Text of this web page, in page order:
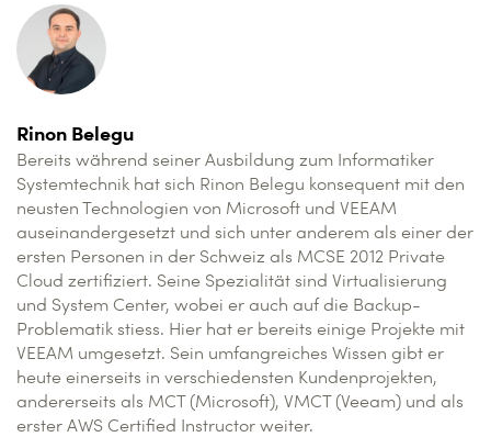
Rinon Belegu
Bereits während seiner Ausbildung zum Informatiker
Systemtechnik hat sich Rinon Belegu konsequent mit den
neusten Technologien von Microsoft und VEEAM
auseinandergesetzt und sich unter anderem als einer der
ersten Personen in der Schweiz als MCSE 2012 Private
Cloud zertifiziert. Seine Spezialität sind Virtualisierung
und System Center, wobei er auch auf die Backup-
Problematik stiess. Hier hat er bereits einige Projekte mit
VEEAM umgesetzt. Sein umfangreiches Wissen gibt er
heute einerseits in verschiedensten Kundenprojekten,
andererseits als MCT (Microsoft), VMCT (Veeam) und als
erster AWS Certified Instructor weiter.